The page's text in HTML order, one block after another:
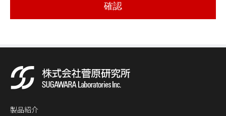
確認
製品紹介